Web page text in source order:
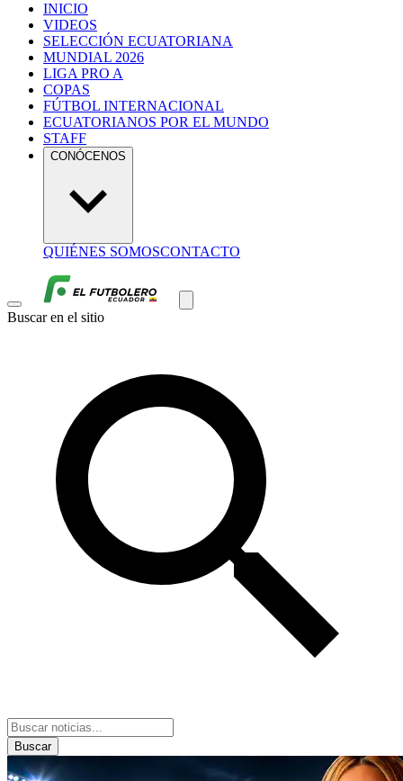
INICIO
VIDEOS
SELECCIÓN ECUATORIANA
MUNDIAL 2026
LIGA PRO A
COPAS
FÚTBOL INTERNACIONAL
ECUATORIANOS POR EL MUNDO
STAFF
CONÓCENOS
QUIÉNES SOMOSCONTACTO
Buscar en el sitio
Buscar